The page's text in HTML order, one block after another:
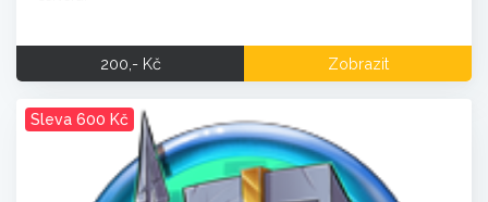
200,- Kč Zobrazit
Sleva 600 Kč